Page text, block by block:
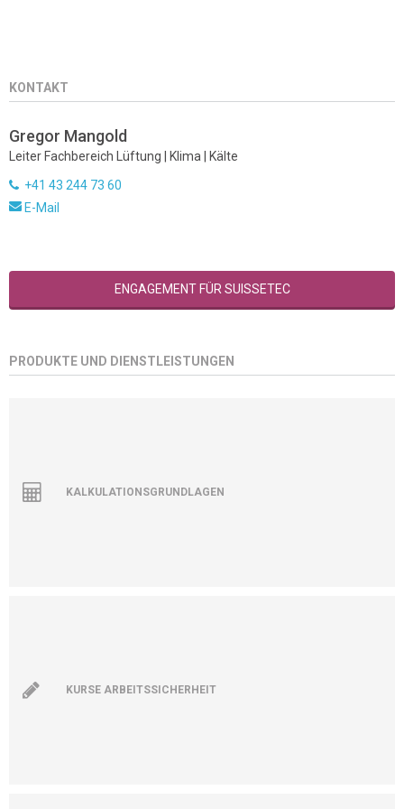
KONTAKT
Gregor Mangold
Leiter Fachbereich Lüftung | Klima | Kälte
+41 43 244 73 60
E-Mail
ENGAGEMENT FÜR SUISSETEC
PRODUKTE UND DIENSTLEISTUNGEN
KALKULATIONSGRUNDLAGEN
KURSE ARBEITSSICHERHEIT